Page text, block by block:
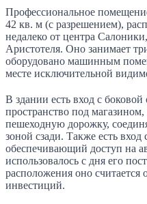
Профессиональное
42 кв. м (с разрешением),
недалеко от центра
Аристотеля. Оно занимает
оборудовано машинным
месте исключительной
В здании есть вход с
пространство под
пешеходную дорожку,
зоной сзади. Также есть вход
обеспечивающий доступ на
использовалось с дня его
расположения оно
инвестиций.